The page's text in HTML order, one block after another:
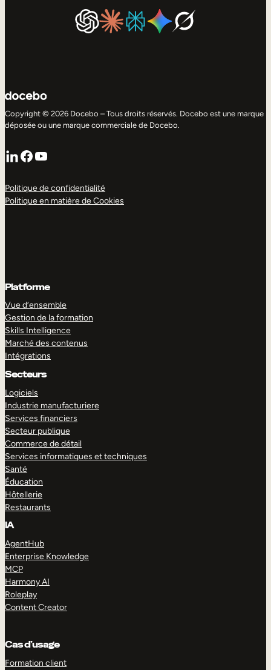
Copyright © 2026 Docebo – Tous droits réservés. Docebo est une marque
déposée ou une marque commerciale de Docebo.
LinkedIn
Facebook
YouTube
Politique de confidentialité
Politique en matière de Cookies
Platforme
Vue d’ensemble
Gestion de la formation
Skills Intelligence
Marché des contenus
Intégrations
Secteurs
Logiciels
Industrie manufacturiere
Services financiers
Secteur publique
Commerce de détail
Services informatiques et techniques
Santé
Éducation
Hôtellerie
Restaurants
IA
AgentHub
Enterprise Knowledge
MCP
Harmony AI
Roleplay
Content Creator
Cas d’usage
Formation client